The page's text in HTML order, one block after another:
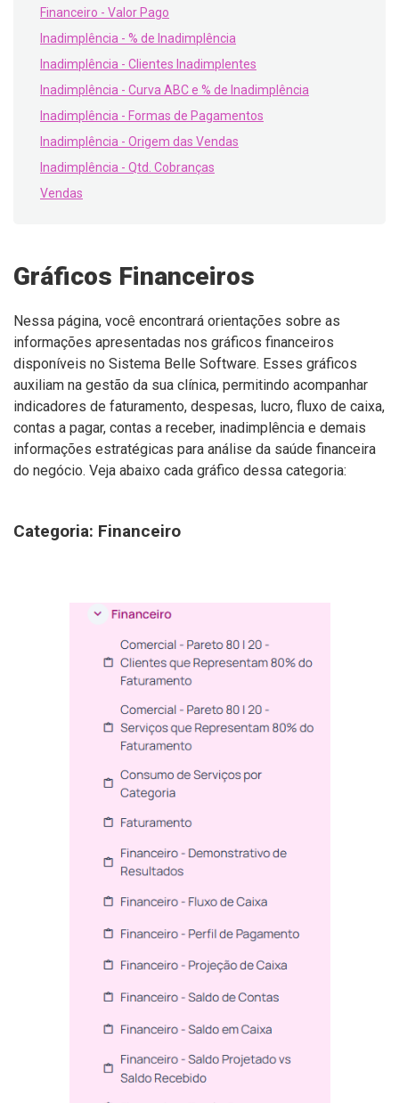
Financeiro - Valor Pago
Inadimplência - % de Inadimplência
Inadimplência - Clientes Inadimplentes
Inadimplência - Curva ABC e % de Inadimplência
Inadimplência - Formas de Pagamentos
Inadimplência - Origem das Vendas
Inadimplência - Qtd. Cobranças
Vendas
Gráficos Financeiros
Nessa página, você encontrará orientações sobre as
informações apresentadas nos gráficos financeiros
disponíveis no Sistema Belle Software. Esses gráficos
auxiliam na gestão da sua clínica, permitindo acompanhar
indicadores de faturamento, despesas, lucro, fluxo de caixa,
contas a pagar, contas a receber, inadimplência e demais
informações estratégicas para análise da saúde financeira
do negócio. Veja abaixo cada gráfico dessa categoria:
Categoria: Financeiro